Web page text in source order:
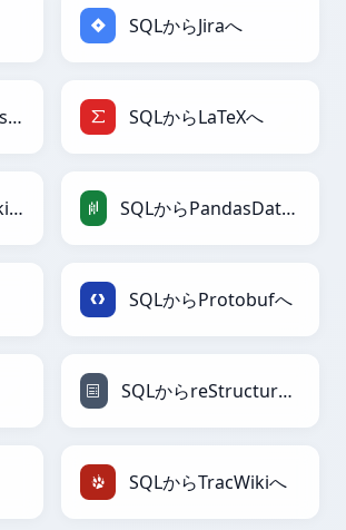
SQLからJiraへ
SQLからJSONLinesへ SQLからLaTeXへ
SQLからMediaWikiへ SQLからPandasDataFrameへ
SQLからProtobufへ
SQLからreStructuredTextへ
SQLからTracWikiへ